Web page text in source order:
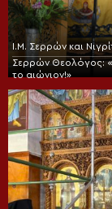
Ι.Μ. Σερρών και
Σερρών Θεολόγος:
το αιώνιον!»